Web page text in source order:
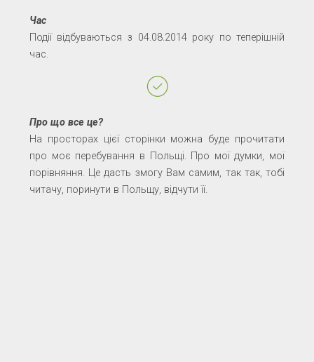
Час
Події відбуваються з 04.08.2014 року по теперішній
час.
Про що все це?
На просторах цієї сторінки можна буде прочитати
про моє перебування в Польщі. Про мої думки, мої
порівняння. Це дасть змогу Вам самим, так так, тобі
читачу, поринути в Польщу, відчути її.